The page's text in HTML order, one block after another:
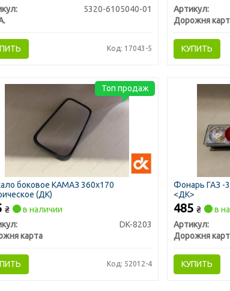
5320-6105040-01
Код: 17043-5
Артикул:
Дорожня
КУПИТЬ
боковое КАМАЗ 360х170
(ДК)
₴
в наличии
DK-8203
карта
Код: 52012-4
Топ продаж
Фонарь ГАЗ -
<ДК>
485₴
в
Артикул:
Дорожня
КУПИТЬ